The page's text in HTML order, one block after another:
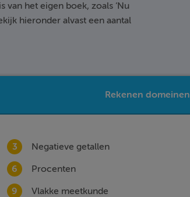
van het eigen boek, zoals ‘Nu
hieronder alvast een aantal
Rekenen domeinen
3 Negatieve getallen
6 Procenten
9 Vlakke meetkunde